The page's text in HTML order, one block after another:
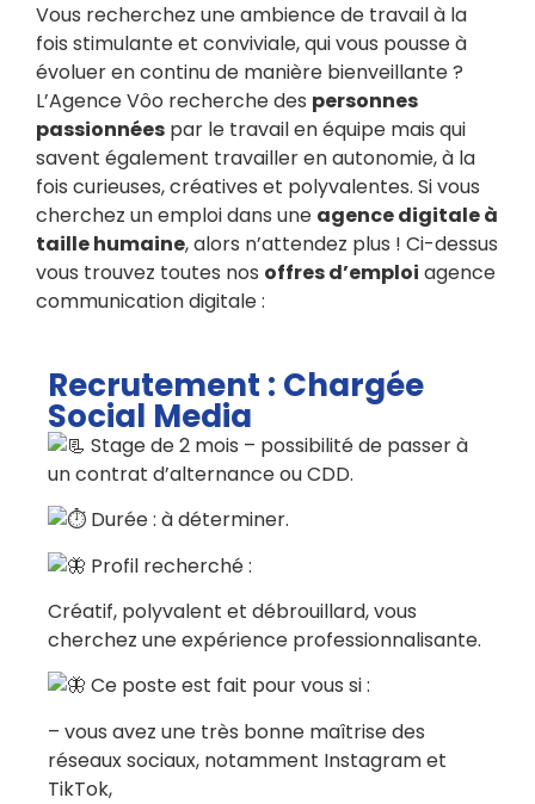
Vous recherchez une ambience de travail à la
fois stimulante et conviviale, qui vous pousse à
évoluer en continu de manière bienveillante ?
L’Agence Vôo recherche des personnes
passionnées par le travail en équipe mais qui
savent également travailler en autonomie, à la
fois curieuses, créatives et polyvalentes. Si vous
cherchez un emploi dans une agence digitale à
taille humaine, alors n’attendez plus ! Ci-dessus
vous trouvez toutes nos offres d’emploi agence
communication digitale :
Recrutement : Chargée
Social Media
Stage de 2 mois – possibilité de passer à
un contrat d’alternance ou CDD.
Durée : à déterminer.
Profil recherché :
Créatif, polyvalent et débrouillard, vous
cherchez une expérience professionnalisante.
Ce poste est fait pour vous si :
– vous avez une très bonne maîtrise des
réseaux sociaux, notamment Instagram et
TikTok,